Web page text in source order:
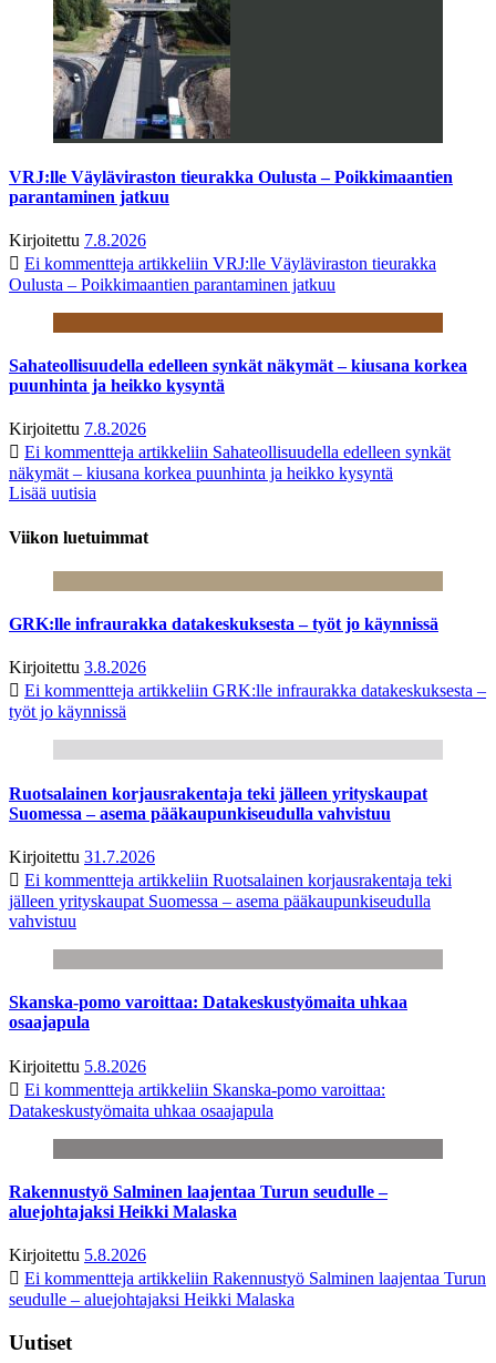
VRJ:lle Väyläviraston tieurakka Oulusta – Poikkimaantien
parantaminen jatkuu
Kirjoitettu 7.8.2026
Ei kommentteja artikkeliin VRJ:lle Väyläviraston tieurakka
Oulusta – Poikkimaantien parantaminen jatkuu
Sahateollisuudella edelleen synkät näkymät – kiusana korkea
puunhinta ja heikko kysyntä
Kirjoitettu 7.8.2026
Ei kommentteja artikkeliin Sahateollisuudella edelleen synkät
näkymät – kiusana korkea puunhinta ja heikko kysyntä
Lisää uutisia
Viikon luetuimmat
GRK:lle infraurakka datakeskuksesta – työt jo käynnissä
Kirjoitettu 3.8.2026
Ei kommentteja artikkeliin GRK:lle infraurakka datakeskuksesta –
työt jo käynnissä
Ruotsalainen korjausrakentaja teki jälleen yrityskaupat
Suomessa – asema pääkaupunkiseudulla vahvistuu
Kirjoitettu 31.7.2026
Ei kommentteja artikkeliin Ruotsalainen korjausrakentaja teki
jälleen yrityskaupat Suomessa – asema pääkaupunkiseudulla
vahvistuu
Skanska-pomo varoittaa: Datakeskustyömaita uhkaa
osaajapula
Kirjoitettu 5.8.2026
Ei kommentteja artikkeliin Skanska-pomo varoittaa:
Datakeskustyömaita uhkaa osaajapula
Rakennustyö Salminen laajentaa Turun seudulle –
aluejohtajaksi Heikki Malaska
Kirjoitettu 5.8.2026
Ei kommentteja artikkeliin Rakennustyö Salminen laajentaa Turun
seudulle – aluejohtajaksi Heikki Malaska
Uutiset